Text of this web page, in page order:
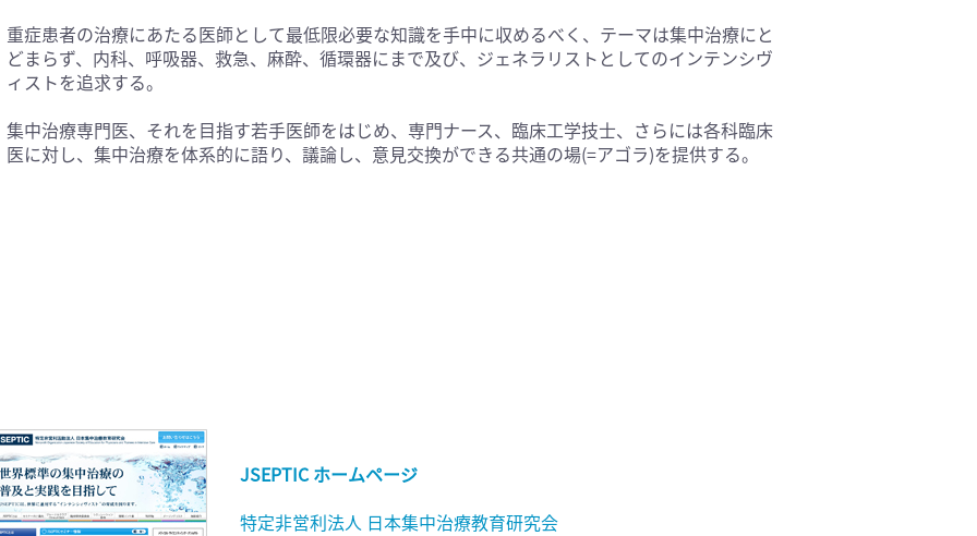
重症患者の治療にあたる医師として最低限必要な知識を手中に収めるべく、テーマは集中治療にと
どまらず、内科、呼吸器、救急、麻酔、循環器にまで及び、ジェネラリストとしてのインテンシヴ
ィストを追求する。
集中治療専門医、それを目指す若手医師をはじめ、専門ナース、臨床工学技士、さらには各科臨床
医に対し、集中治療を体系的に語り、議論し、意見交換ができる共通の場(=アゴラ)を提供する。
JSEPTIC ホームページ
特定非営利法人 日本集中治療教育研究会